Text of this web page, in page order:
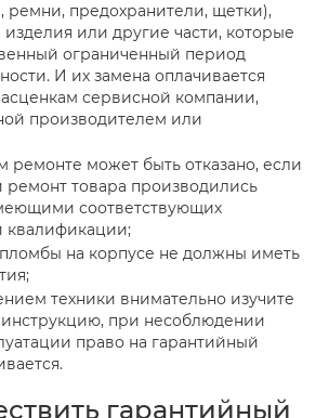
ремни, предохранители, щетки),
изделия или другие части, которые
ограниченный период
И их замена оплачивается
сервисной компании,
производителем или
ремонте может быть отказано, если
ремонт товара производились
соответствующих
квалификации;
на корпусе не должны иметь
техники внимательно изучите
при несоблюдении
право на гарантийный
гарантийный